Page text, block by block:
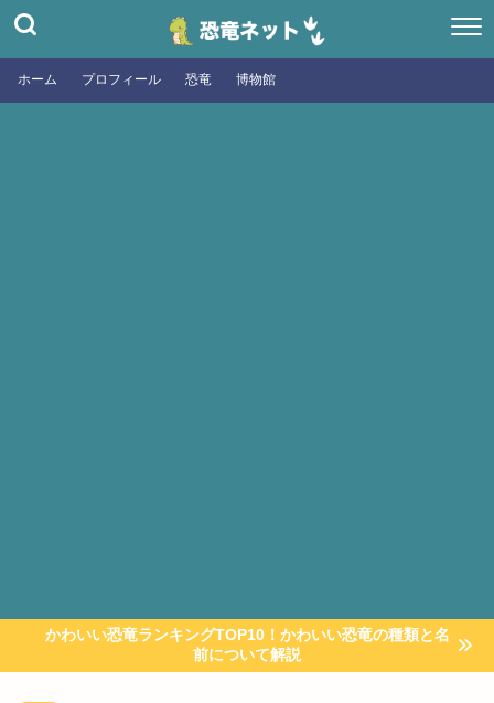
ホーム プロフィール 恐竜 博物館
かわいい恐竜ランキングTOP10！かわいい恐竜の種類と名
前について解説